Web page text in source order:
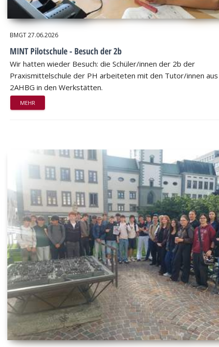
BMGT27.06.2026
MINT Pilotschule - Besuch der 2b
Wir hatten wieder Besuch: die Schüler/innen der 2b der
Praxismittelschule der PH arbeiteten mit den Tutor/innen
2AHBG in den Werkstätten.
MEHR